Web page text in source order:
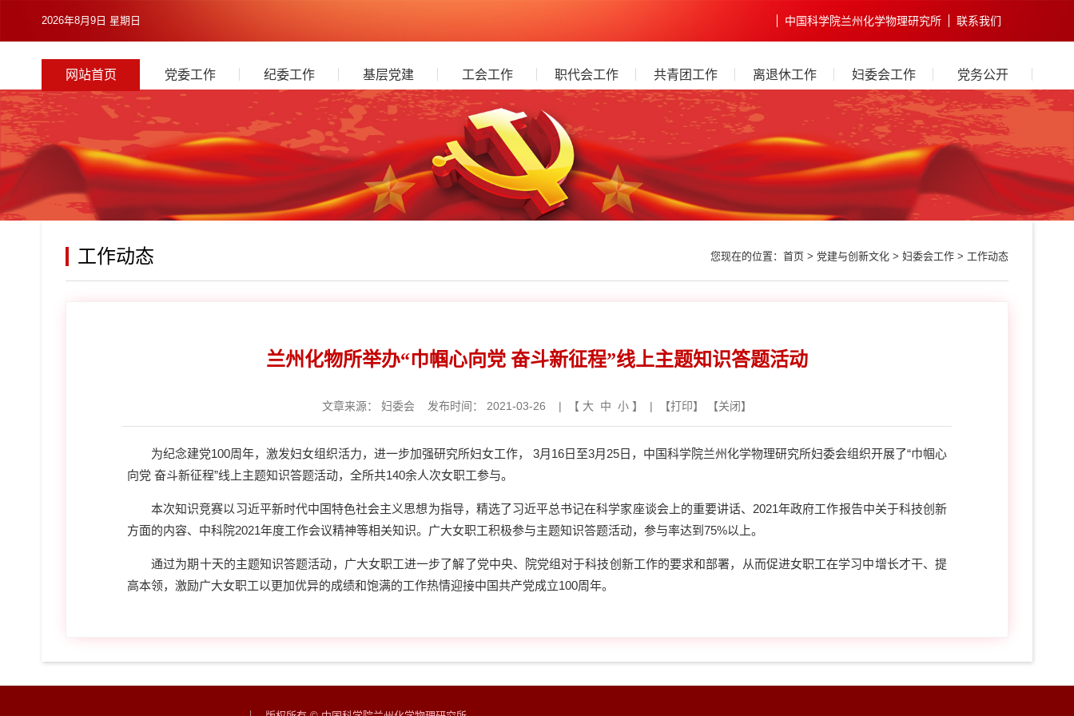
2026年8月9日 星期日 中国科学院兰州化学物理研究所 联系我们
网站首页 党委工作 纪委工作 基层党建 工会工作 职代会工作 共青团工作 离退休工作 妇委会工作 党务公开
工作动态 您现在的位置： 首页> 党建与创新文化> 妇委会工作> 工作动态
兰州化物所举办“巾帼心向党 奋斗新征程”线上主题知识答题活动
文章来源： 妇委会 发布时间： 2021-03-26 | 【 大 中 小 】 | 【打印】 【关闭】
为纪念建党100周年，激发妇女组织活力，进一步加强研究所妇女工作， 3月16日至3月25日，中国科学院兰州化学物理研究所妇委会组织开展了“巾帼心
向党 奋斗新征程”线上主题知识答题活动，全所共140余人次女职工参与。
本次知识竞赛以习近平新时代中国特色社会主义思想为指导，精选了习近平总书记在科学家座谈会上的重要讲话、2021年政府工作报告中关于科技创新
方面的内容、中科院2021年度工作会议精神等相关知识。广大女职工积极参与主题知识答题活动，参与率达到75%以上。
通过为期十天的主题知识答题活动，广大女职工进一步了解了党中央、院党组对于科技创新工作的要求和部署，从而促进女职工在学习中增长才干、提
高本领，激励广大女职工以更加优异的成绩和饱满的工作热情迎接中国共产党成立100周年。